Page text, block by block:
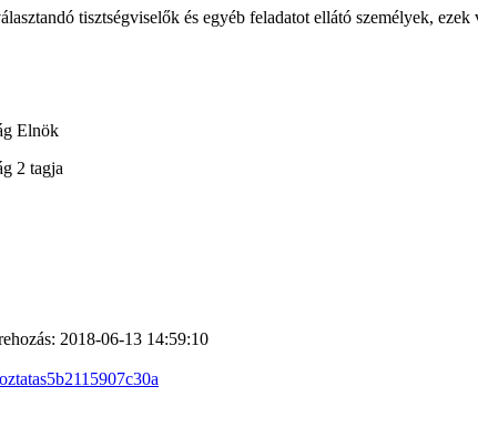
tisztségviselők és egyéb feladatot ellátó személyek,
Elnök
2 tagja
2018-06-13 14:59:10